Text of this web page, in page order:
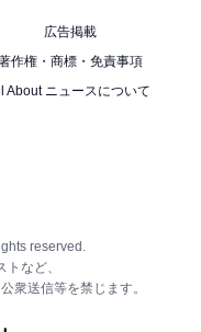
広告掲載
作権・商標・免責事項
About ニュースについて
reserved.
など、
衆送信等を禁じます。